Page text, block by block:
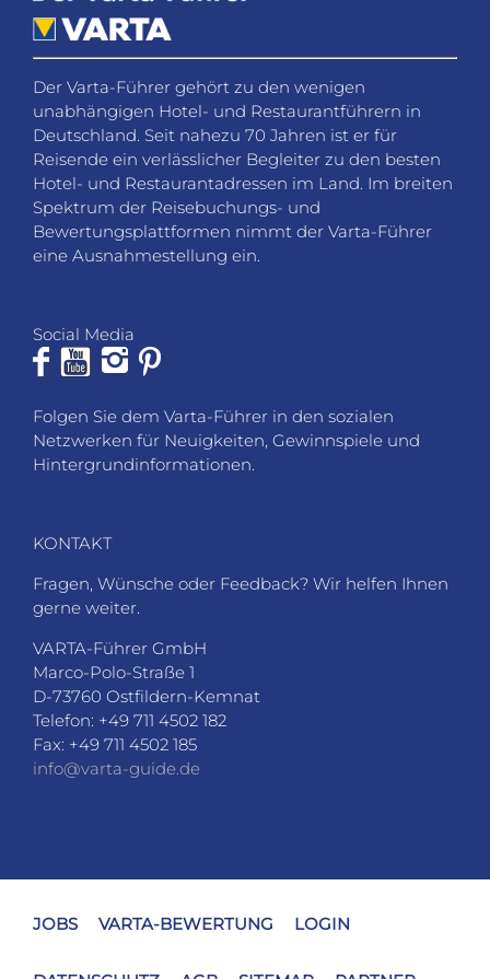
Der Varta-Führer gehört zu den wenigen
unabhängigen Hotel- und Restaurantführern in
Deutschland. Seit nahezu 70 Jahren ist er für
Reisende ein verlässlicher Begleiter zu den besten
Hotel- und Restaurantadressen im Land. Im breiten
Spektrum der Reisebuchungs- und
Bewertungsplattformen nimmt der Varta-Führer
eine Ausnahmestellung ein.
Social Media
Folgen Sie dem Varta-Führer in den sozialen
Netzwerken für Neuigkeiten, Gewinnspiele und
Hintergrundinformationen.
KONTAKT
Fragen, Wünsche oder Feedback? Wir helfen Ihnen
gerne weiter.
VARTA-Führer GmbH
Marco-Polo-Straße 1
D-73760 Ostfildern-Kemnat
Telefon: +49 711 4502 182
Fax: +49 711 4502 185
info@varta-guide.de
JOBS VARTA-BEWERTUNG LOGIN